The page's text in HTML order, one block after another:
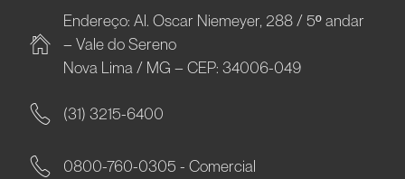
Endereço: Al. Oscar Niemeyer, 288 / 5º andar
– Vale do Sereno
Nova Lima / MG – CEP: 34006-049
(31) 3215-6400
0800-760-0305 - Comercial